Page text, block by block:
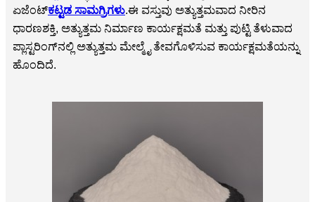
ಏಜೆಂಟ್ಕಟ್ಟಡ ಸಾಮಗ್ರಿಗಳು.ಈ ವಸ್ತುವು ಅತ್ಯುತ್ತಮವಾದ ನೀರಿನ
ಧಾರಣಶಕ್ತಿ, ಅತ್ಯುತ್ತಮ ನಿರ್ಮಾಣ ಕಾರ್ಯಕ್ಷಮತೆ ಮತ್ತು ಪುಟ್ಟಿ ತೆಳುವಾದ
ಪ್ಲಾಸ್ಟರಿಂಗ್‌ನಲ್ಲಿ ಅತ್ಯುತ್ತಮ ಮೇಲ್ಮೈ ತೇವಗೊಳಿಸುವ ಕಾರ್ಯಕ್ಷಮತೆಯನ್ನು
ಹೊಂದಿದೆ.